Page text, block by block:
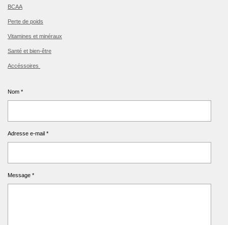
BCAA
Perte de poids
Vitamines et minéraux
Santé et bien-être
Accéssoires
Nom *
Adresse e-mail *
Message *